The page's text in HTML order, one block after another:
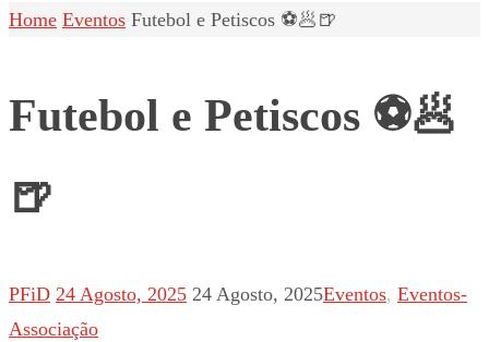
Home Eventos Futebol e Petiscos ⚽️🥟🍺
Futebol e Petiscos ⚽️🥟
🍺
PFiD 24 Agosto, 2025 24 Agosto, 2025Eventos, Eventos-
Associação